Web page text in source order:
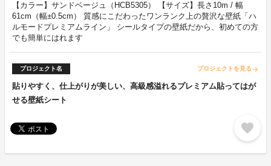
【カラー】サンドベージュ（HCB5305） 【サイズ】長さ10m / 幅
61cm（幅±0.5cm） 質感にこだわったワンランク上の贅沢な壁紙「ハ
ルモードプレミアムライン」 シールタイプの壁紙だから、初めての方
でも簡単にはれます
プロジェクト名 プロジェクトを見る arrow_forward
貼りやすく、仕上がりが美しい、高級感溢れるプレミアム貼ってはが
せる壁紙シート
favorite